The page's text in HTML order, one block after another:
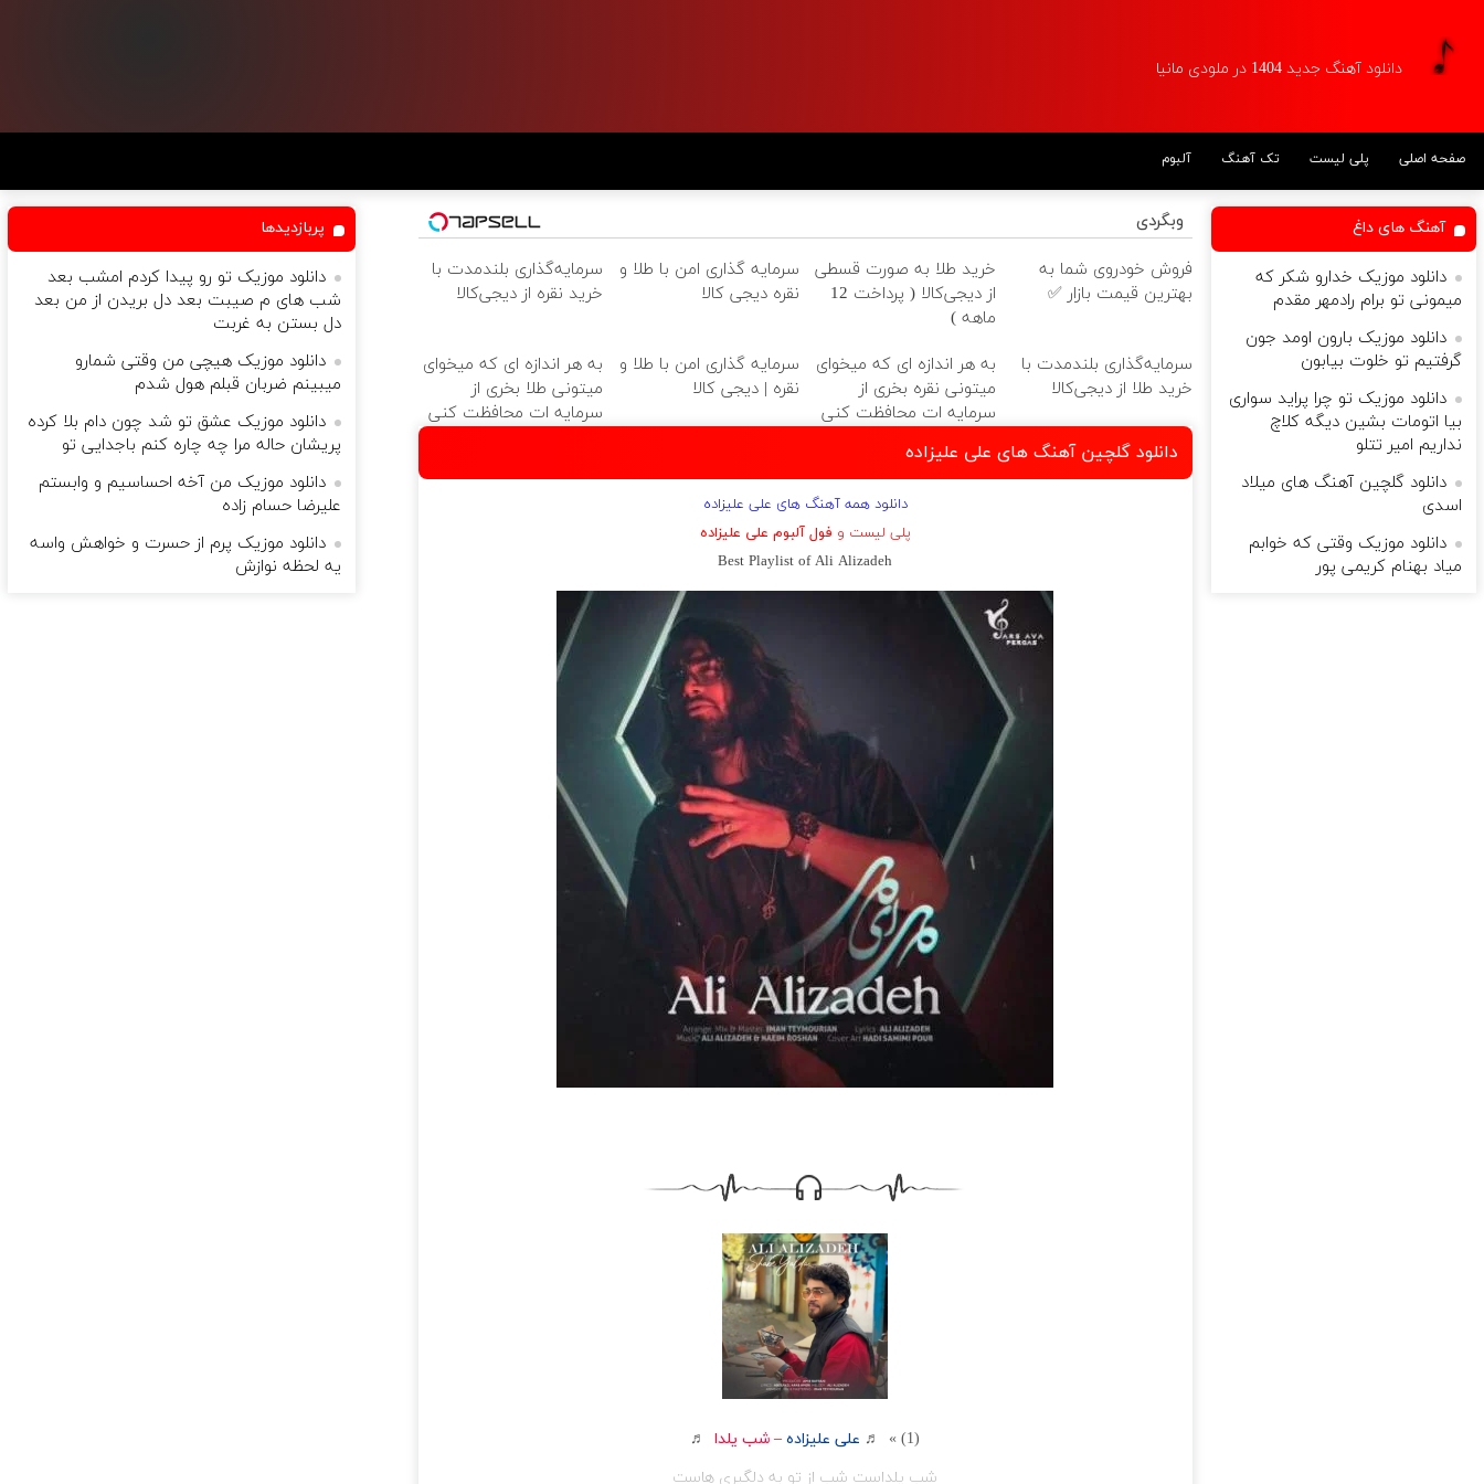
دانلود آهنگ جدید 1404 در ملودی مانیا
صفحه اصلی پلی لیست تک آهنگ آلبوم
وبگردی
فروش خودروی شما به
بهترین قیمت بازار ✅
خرید طلا به صورت قسطی
از دیجی‌کالا ( پرداخت 12
ماهه )
سرمایه گذاری امن با طلا و
نقره دیجی کالا
سرمایه‌گذاری بلندمدت با
خرید نقره از دیجی‌کالا
سرمایه‌گذاری بلندمدت با
خرید طلا از دیجی‌کالا
به هر اندازه ای که میخوای
میتونی نقره بخری از
سرمایه ات محافظت کنی
سرمایه گذاری امن با طلا و
نقره | دیجی کالا
به هر اندازه ای که میخوای
میتونی طلا بخری از
سرمایه ات محافظت کنی
دانلود گلچین آهنگ های علی علیزاده
دانلود همه آهنگ های علی علیزاده
پلی لیست و فول آلبوم علی علیزاده
Best Playlist of Ali Alizadeh
(1) » ♬ علی علیزاده – شب یلدا
♬
شب یلداست شب از تو به دلگیری هاست
آهنگ های داغ
دانلود موزیک خدارو شکر که
میمونی تو برام رادمهر مقدم
دانلود موزیک بارون اومد جون
گرفتیم تو خلوت بیابون
دانلود موزیک تو چرا پراید سواری
بیا اتومات بشین دیگه کلاچ
نداریم امیر تتلو
دانلود گلچین آهنگ های میلاد
اسدی
دانلود موزیک وقتی که خوابم
میاد بهنام کریمی پور
پربازدیدها
دانلود موزیک تو رو پیدا کردم امشب بعد
شب های م صیبت بعد دل بریدن از من بعد
دل بستن به غربت
دانلود موزیک هیچی من وقتی شمارو
میبینم ضربان قبلم هول شدم
دانلود موزیک عشق تو شد چون دام بلا کرده
پریشان حاله مرا چه چاره کنم باجدایی تو
دانلود موزیک من آخه احساسیم و وابستم
علیرضا حسام زاده
دانلود موزیک پرم از حسرت و خواهش واسه
یه لحظه نوازش